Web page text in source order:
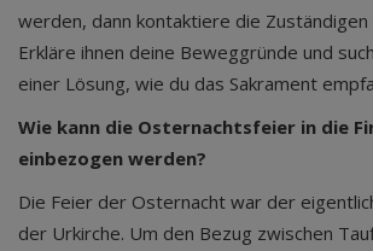
werden, dann kontaktiere die
Erkläre ihnen deine Beweggründe und
einer Lösung, wie du das Sakrament
Wie kann die Osternachtsfeier in die
einbezogen werden?
Die Feier der Osternacht war der
der Urkirche. Um den Bezug zwischen